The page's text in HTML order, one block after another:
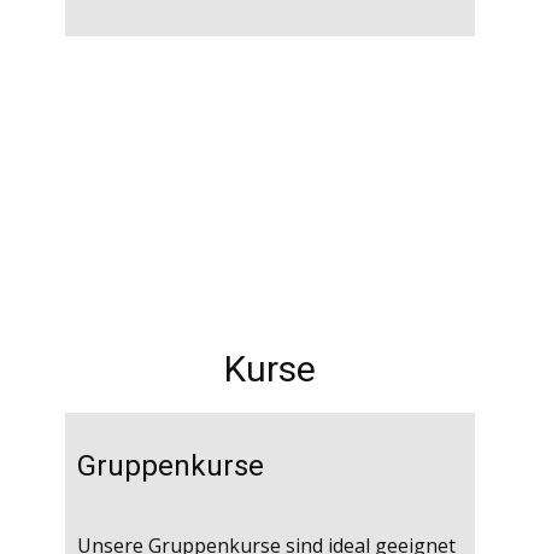
Kurse
Gruppenkurse
Unsere Gruppenkurse sind ideal geeignet